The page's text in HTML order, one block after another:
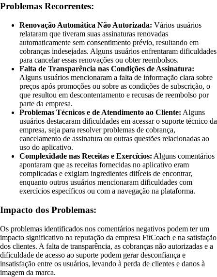
Problemas Recorrentes:
Renovação Automática Não Autorizada: Vários usuários
relataram que tiveram suas assinaturas renovadas
automaticamente sem consentimento prévio, resultando em
cobranças indesejadas. Alguns usuários enfrentaram dificuldades
para cancelar essas renovações ou obter reembolsos.
Falta de Transparência nas Condições de Assinatura:
Alguns usuários mencionaram a falta de informação clara sobre
preços após promoções ou sobre as condições de subscrição, o
que resultou em descontentamento e recusas de reembolso por
parte da empresa.
Problemas Técnicos e de Atendimento ao Cliente: Alguns
usuários destacaram dificuldades em acessar o suporte técnico da
empresa, seja para resolver problemas de cobrança,
cancelamento de assinatura ou outras questões relacionadas ao
uso do aplicativo.
Complexidade nas Receitas e Exercícios: Alguns comentários
apontaram que as receitas fornecidas no aplicativo eram
complicadas e exigiam ingredientes difíceis de encontrar,
enquanto outros usuários mencionaram dificuldades com
exercícios específicos ou com a navegação na plataforma.
Impacto dos Problemas:
Os problemas identificados nos comentários negativos podem ter um
impacto significativo na reputação da empresa FitCoach e na satisfação
dos clientes. A falta de transparência, as cobranças não autorizadas e a
dificuldade de acesso ao suporte podem gerar desconfiança e
insatisfação entre os usuários, levando à perda de clientes e danos à
imagem da marca.